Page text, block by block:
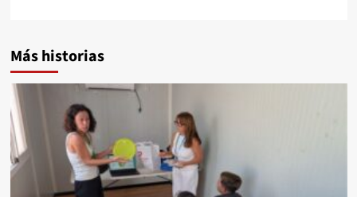
Más historias